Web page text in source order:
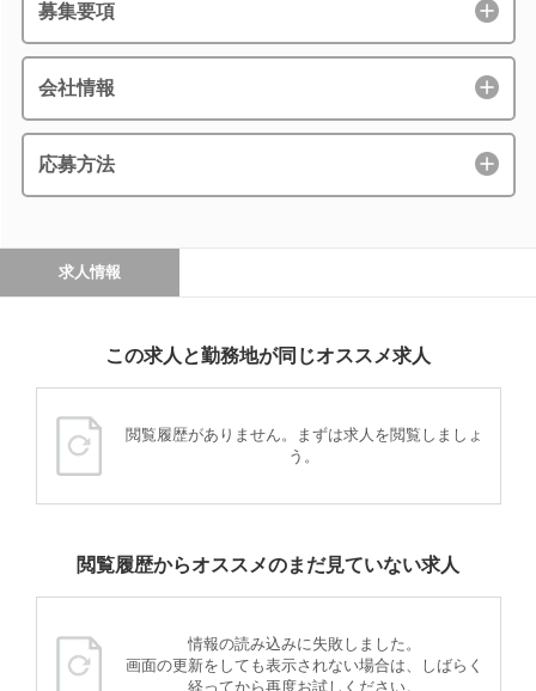
募集要項
会社情報
応募方法
求人情報
この求人と勤務地が同じオススメ求人
閲覧履歴がありません。まずは求人を閲覧しましょ
う。
閲覧履歴からオススメのまだ見ていない求人
情報の読み込みに失敗しました。
画面の更新をしても表示されない場合は、しばらく
経ってから再度お試しください。